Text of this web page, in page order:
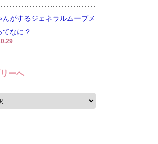
んがするジェネラルムーブメ
てなに？
ーへ